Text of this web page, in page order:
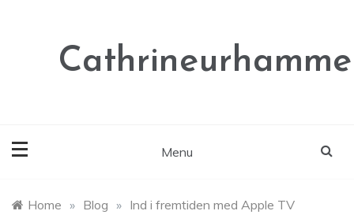
Menu
Home » Blog » Ind i fremtiden med Apple TV